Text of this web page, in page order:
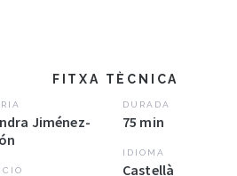
FITXA TÈCNICA
Jiménez-
DURADA
75 min
IDIOMA
Castellà